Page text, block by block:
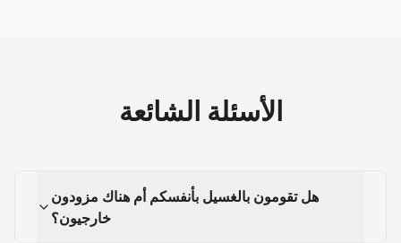
الأسئلة الشائعة
هل تقومون بالغسيل بأنفسكم أم هناك مزودون
خارجيون؟